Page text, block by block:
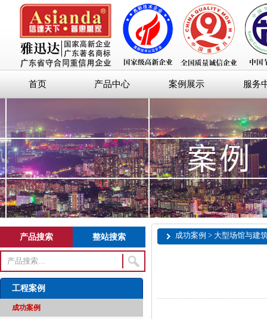
首页 产品中心 案例展示 服务
产品搜索 整站搜索
工程案例
成功案例
成功案例 > 大型场馆与建